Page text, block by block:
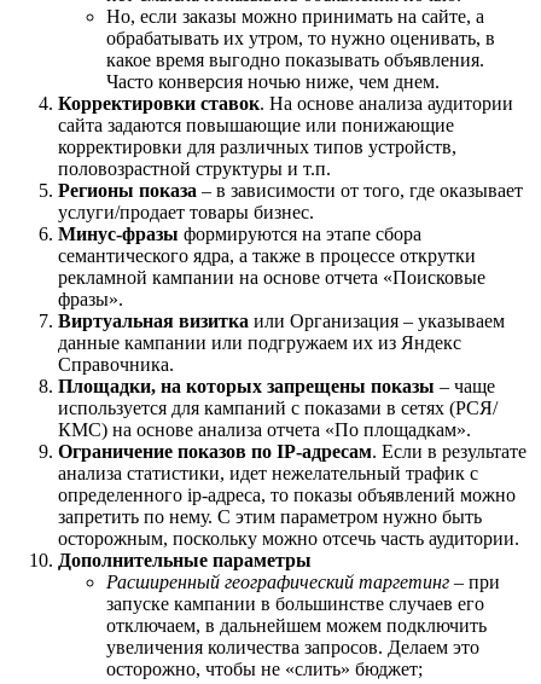
Но, если заказы можно принимать на сайте, а
обрабатывать их утром, то нужно оценивать, в
какое время выгодно показывать объявления.
Часто конверсия ночью ниже, чем днем.
Корректировки ставок. На основе анализа аудитории
сайта задаются повышающие или понижающие
корректировки для различных типов устройств,
половозрастной структуры и т.п.
Регионы показа – в зависимости от того, где оказывает
услуги/продает товары бизнес.
Минус-фразы формируются на этапе сбора
семантического ядра, а также в процессе открутки
рекламной кампании на основе отчета «Поисковые
фразы».
Виртуальная визитка или Организация – указываем
данные кампании или подгружаем их из Яндекс
Справочника.
Площадки, на которых запрещены показы – чаще
используется для кампаний с показами в сетях (РСЯ/
КМС) на основе анализа отчета «По площадкам».
Ограничение показов по IP-адресам. Если в результате
анализа статистики, идет нежелательный трафик с
определенного ip-адреса, то показы объявлений можно
запретить по нему. С этим параметром нужно быть
осторожным, поскольку можно отсечь часть аудитории.
Дополнительные параметры
Расширенный географический таргетинг – при
запуске кампании в большинстве случаев его
отключаем, в дальнейшем можем подключить
увеличения количества запросов. Делаем это
осторожно, чтобы не «слить» бюджет;